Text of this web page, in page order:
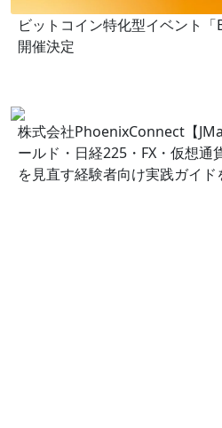
ビットコイン特化型イベント「
開催決定
株式会社PhoenixConnect【
ールド・日経225・FX・仮想通
を見直す経験者向け実践ガイド